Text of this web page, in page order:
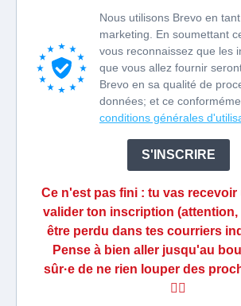
Nous utilisons Brevo en
marketing. En soumettant
vous reconnaissez que les
que vous allez fournir
Brevo en sa qualité de
données; et ce
conditions générales
S'INSCRIRE
Ce n'est pas fini : tu vas recevoir
valider ton inscription (attention,
être perdu dans tes courriers
Pense à bien aller jusqu'au
sûr·e de ne rien louper des
❤️‍🔥